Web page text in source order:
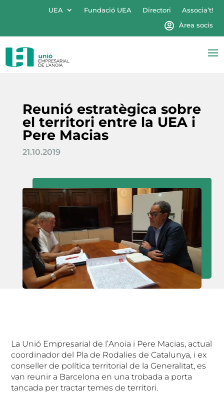
UEA Fundació UEA Directori
Associa’t!
Àrea socis
Reunió estratègica sobre
el territori entre la UEA i
Pere Macias
21.10.2019
La Unió Empresarial de l’Anoia i Pere Macias, actual
coordinador del Pla de Rodalies de Catalunya, i ex
conseller de política territorial de la Generalitat, es
van reunir a Barcelona en una trobada a porta
tancada per tractar temes de territori.